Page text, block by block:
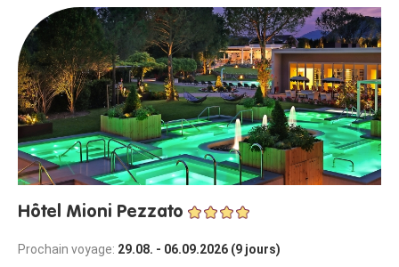
Hôtel Mioni Pezzato
Prochain voyage: 29.08. - 06.09.2026 (9 jours)